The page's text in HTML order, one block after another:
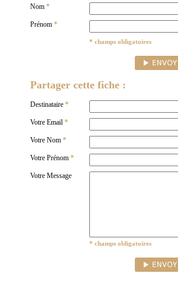
Nom *
Prénom *
* champs obligatoires
Partager cette fiche :
Destinataire *
Votre Email *
Votre Nom *
Votre Prénom *
Votre Message
* champs obligatoires